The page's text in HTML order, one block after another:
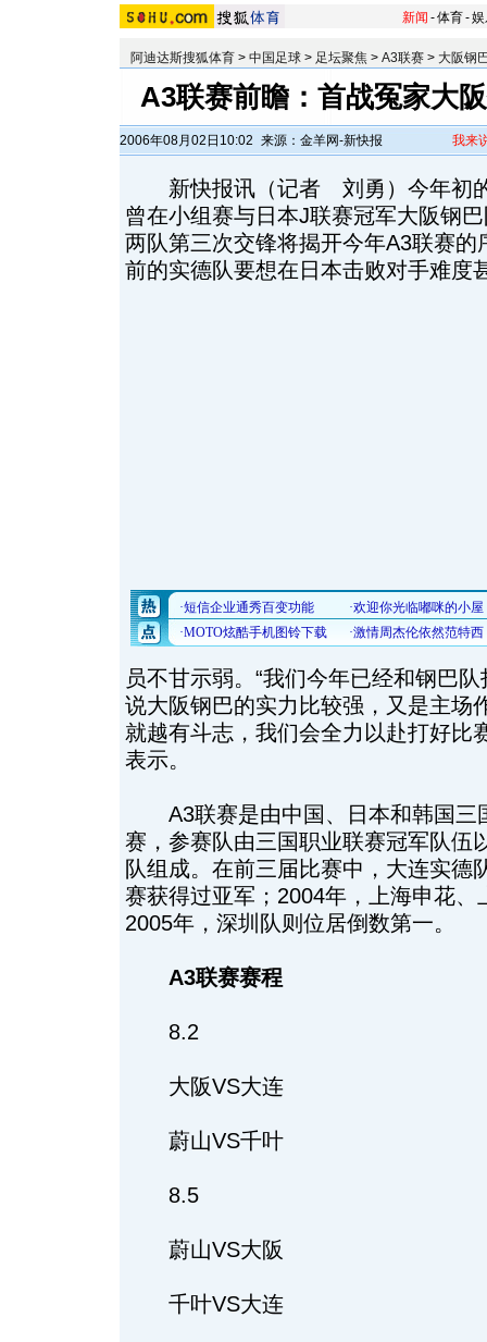
新闻 -体育-
阿迪达斯搜狐体育 > 中国足球 > 足坛聚焦 > A3联赛 > 大阪钢
A3联赛前瞻：首战冤家大
2006年08月02日10:02 来源：金羊网-新快报 我来
新快报讯（记者 刘勇）今年初的
曾在小组赛与日本J联赛冠军大阪钢
两队第三次交锋将揭开今年A3联赛
前的实德队要想在日本击败对手难度
员不甘示弱。“我们今年已经和钢巴
说大阪钢巴的实力比较强，又是主场
就越有斗志，我们会全力以赴打好比
表示。
A3联赛是由中国、日本和韩国三
赛，参赛队由三国职业联赛冠军队伍
队组成。在前三届比赛中，大连实德
赛获得过亚军；2004年，上海申花
2005年，深圳队则位居倒数第一。
A3联赛赛程
8.2
大阪VS大连
蔚山VS千叶
8.5
蔚山VS大阪
千叶VS大连